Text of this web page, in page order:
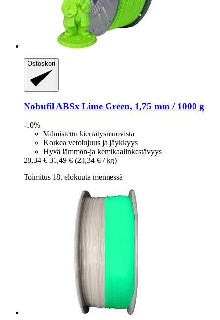
Ostoskori
Nobufil ABSx Lime Green, 1,75 mm / 1000 g
-10%
Valmistettu kierrätysmuovista
Korkea vetolujuus ja jäykkyys
Hyvä lämmön-ja kemikaalinkestävyys
28,34 € 31,49 € (28,34 € / kg)
Toimitus 18. elokuuta mennessä